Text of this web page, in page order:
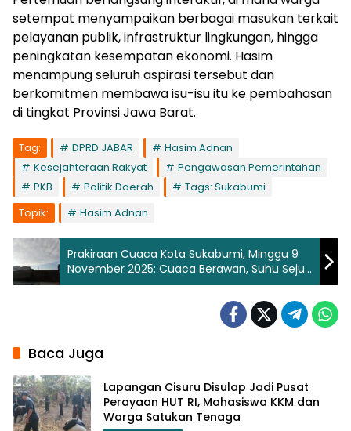
setempat menyampaikan berbagai masukan terkait
pelayanan publik, infrastruktur lingkungan, hingga
peningkatan kesempatan ekonomi. Hasim
menampung seluruh aspirasi tersebut dan
berkomitmen membawa isu-isu itu ke pembahasan
di tingkat Provinsi Jawa Barat.
Tag: DPRD JABAR
Hasim Adnan
Kesejahteraan Rakyat
Pengawasan Pemerintahan
PKB
Politik Daerah
Tags: Sukabumi
Topik:
Hasim Adnan
Prakiraan Cuaca Kota Sukabumi, Minggu 9
November 2025: Cuaca Berawan, Suhu Sejuk
dan Lembap
Baca Juga
Lapangan Cisuru Disulap Jadi Pusat
Perayaan HUT RI, Mahasiswa KKM dan
Warga Satukan Tenaga